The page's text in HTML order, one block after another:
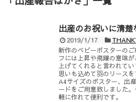
出産のお祝いに清
2019/1/17
新作のベビーポスターの
フには上昇や飛躍の意味
上げてくれると言われて
思いも込めて羽のリースを
A4サイズのポスター、出
ードをご用意致しました
軽に作れて便利です。